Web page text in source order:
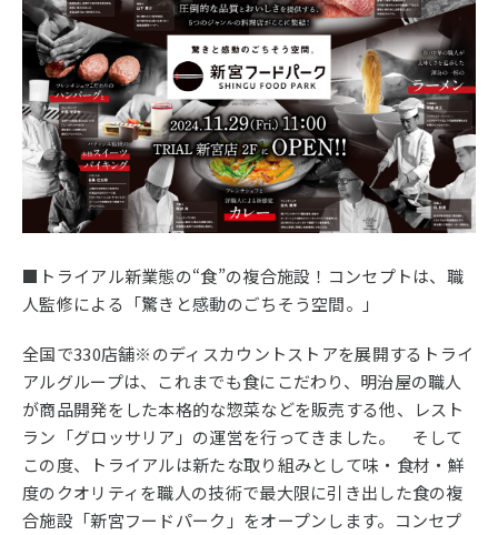
■トライアル新業態の“食”の複合施設！コンセプトは、職
人監修による「驚きと感動のごちそう空間。」
全国で330店舗※のディスカウントストアを展開するトライ
アルグループは、これまでも食にこだわり、明治屋の職人
が商品開発をした本格的な惣菜などを販売する他、レスト
ラン「グロッサリア」の運営を行ってきました。 そして
この度、トライアルは新たな取り組みとして味・食材・鮮
度のクオリティを職人の技術で最大限に引き出した食の複
合施設「新宮フードパーク」をオープンします。コンセプ